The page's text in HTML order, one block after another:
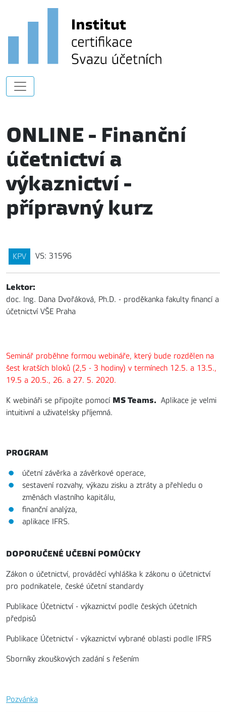
ONLINE - Finanční
účetnictví a
výkaznictví -
přípravný kurz
KPV VS: 31596
Lektor:
doc. Ing. Dana Dvořáková, Ph.D. - proděkanka fakulty financí a
účetnictví VŠE Praha
Seminář proběhne formou webináře, který bude rozdělen na
šest kratších bloků (2,5 - 3 hodiny) v termínech 12.5. a 13.5.,
19.5 a 20.5., 26. a 27. 5. 2020.
K webináři se připojíte pomocí MS Teams. Aplikace je velmi
intuitivní a uživatelsky příjemná.
PROGRAM
účetní závěrka a závěrkové operace,
sestavení rozvahy, výkazu zisku a ztráty a přehledu o
změnách vlastního kapitálu,
finanční analýza,
aplikace IFRS.
DOPORUČENÉ UČEBNÍ POMŮCKY
Zákon o účetnictví, prováděcí vyhláška k zákonu o účetnictví
pro podnikatele, české účetní standardy
Publikace Účetnictví - výkaznictví podle českých účetních
předpisů
Publikace Účetnictví - výkaznictví vybrané oblasti podle IFRS
Sborníky zkouškových zadání s řešením
Pozvánka